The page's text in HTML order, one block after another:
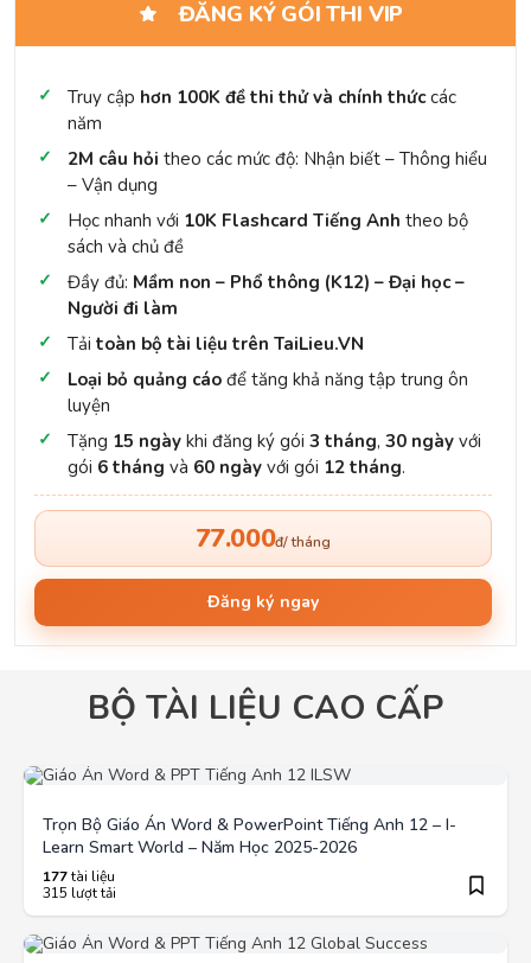
ĐĂNG KÝ GÓI THI VIP
Truy cập hơn 100K đề thi thử và chính thứccác
năm
2M câu hỏi theo các mức độ: Nhận biết – Thông hiểu
– Vận dụng
Học nhanh với 10K Flashcard Tiếng Anh theo bộ
sách và chủ đề
Đầy đủ: Mầm non – Phổ thông (K12) – Đại học –
Người đi làm
Tải toàn bộ tài liệu trên TaiLieu.VN
Loại bỏ quảng cáo để tăng khả năng tập trung ôn
luyện
Tặng 15 ngày khi đăng ký gói 3 tháng, 30 ngày với
gói 6 tháng và 60 ngày với gói 12 tháng.
77.000đ/ tháng
Đăng ký ngay
BỘ TÀI LIỆU CAO CẤP
Trọn Bộ Giáo Án Word & PowerPoint Tiếng Anh 12 – I-
Learn Smart World – Năm Học 2025-2026
177tài liệu
315 lượt tải